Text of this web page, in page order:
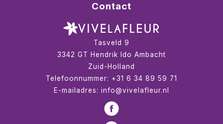
Contact
Tasveld 9
3342 GT Hendrik Ido Ambacht
Zuid-Holland
Telefoonnummer: +31 6 34 89 59 71
E-mailadres: info@vivelafleur.nl